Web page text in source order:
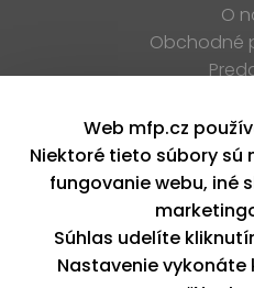
O
Obchodné
K
XML
Web mfp.cz
Niektoré tieto súbory sú
fungovanie webu, iné
Súhlas udelíte
Nastavenie